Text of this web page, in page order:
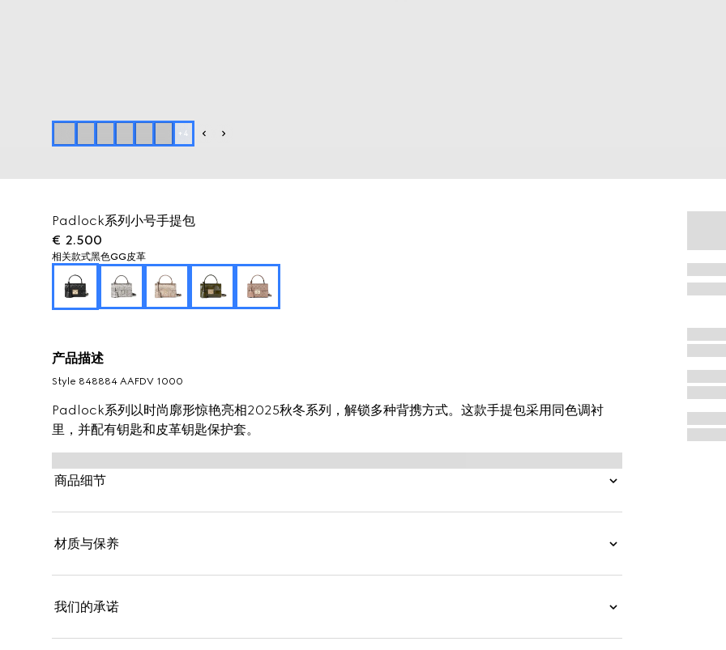
+ 4
Padlock系列小号手提包
€ 2.500
相关款式黑色GG皮革
产品描述
Style ‎848884 AAFDV 1000
Padlock系列以时尚廓形惊艳亮相2025秋冬系列，解锁多种背携方式。这款手提包采用同色调衬
里，并配有钥匙和皮革钥匙保护套。
商品细节
材质与保养
我们的承诺